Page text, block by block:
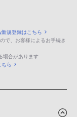
規登録はこちら
で、お客様によるお手続き
場合があります
ちら